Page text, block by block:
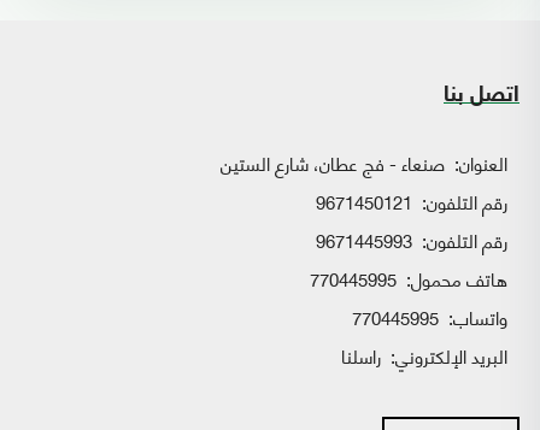
اتصل بنا
العنوان: صنعاء - فج عطان، شارع الستين
رقم التلفون: 9671450121
رقم التلفون: 9671445993
هاتف محمول: 770445995
واتساب:
البريد الإلكتروني: راسلنا